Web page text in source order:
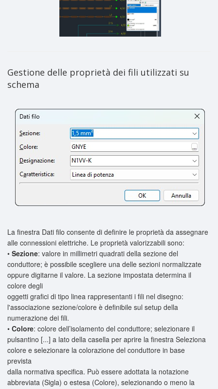
Gestione delle proprietà dei fili utilizzati su
schema
La finestra Dati filo consente di definire le proprietà da assegnare
alle connessioni elettriche. Le proprietà valorizzabili sono:
• Sezione: valore in millimetri quadrati della sezione del
conduttore; è possibile scegliere una delle sezioni normalizzate
oppure digitarne il valore. La sezione impostata determina il
colore degli
oggetti grafici di tipo linea rappresentanti i fili nel disegno:
l'associazione sezione/colore è definibile sul setup della
numerazione dei fili.
• Colore: colore dell’isolamento del conduttore; selezionare il
pulsantino [...] a lato della casella per aprire la finestra Seleziona
colore e selezionare la colorazione del conduttore in base
prevista
dalla normativa specifica. Può essere adottata la notazione
abbreviata (Sigla) o estesa (Colore), selezionando o meno la